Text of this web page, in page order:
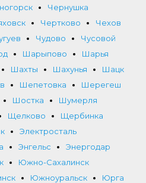
Чернушка
Чертково
Чехов
Чудово
Чусовой
Шарыпово
Шарья
Шахты Шахунья
Шацк
Шепетовка
Шерегеш
Шостка
Шумерля
Щелково
Щербинка
Электросталь
Энгельс
Энергодар
Южно-Сахалинск
Южноуральск
Юрга